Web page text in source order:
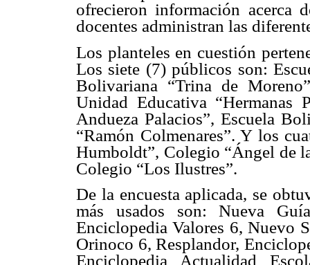
ofrecieron información acerca
docentes administran las
Los planteles en cuestión
Los siete (7) públicos son:
Bolivariana “Trina de
Unidad Educativa “Hermanas
Andueza Palacios”, Escuela
“Ramón Colmenares”. Y los
Humboldt”, Colegio “Ángel de
Colegio “Los Ilustres”.
De la encuesta aplicada, se
más usados son: Nueva
Enciclopedia Valores 6, Nuevo
Orinoco 6, Resplandor,
Enciclopedia Actualidad